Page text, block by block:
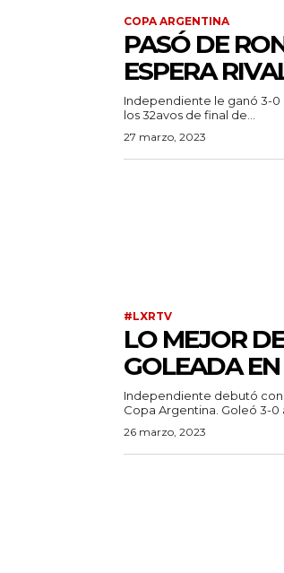
COPA ARGENTINA
PASÓ DE
ESPERA
Independiente le ganó 3-0
los 32avos de final de...
27 marzo, 2023
#LXRTV
LO MEJOR
GOLEADA
Independiente debutó
Copa Argentina. Goleó 3-0
26 marzo, 2023